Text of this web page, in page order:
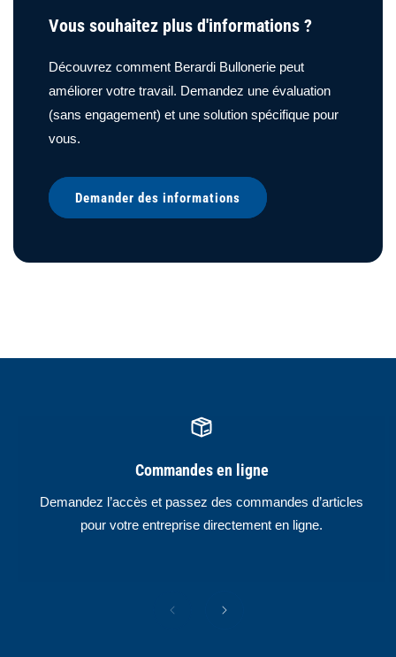
Vous souhaitez plus d'informations ?
Découvrez comment Berardi Bullonerie peut
améliorer votre travail. Demandez une évaluation
(sans engagement) et une solution spécifique pour
vous.
Demander des informations
Commandes en ligne
Demandez l’accès et passez des commandes d’articles
pour votre entreprise directement en ligne.